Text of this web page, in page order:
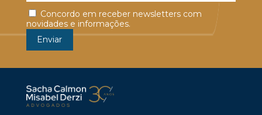
Concordo em receber newsletters com
novidades e informações.